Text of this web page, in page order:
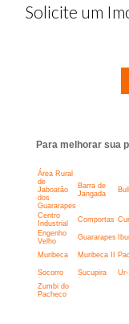
Solicite um
Para melhorar sua
Área Rural
de
Jaboatão
dos
Guararapes
Barra de
Jangada
Centro
Industrial
Comportas
Engenho
Velho
Guararapes
Muribeca Muribeca II
Socorro Sucupira Ur-
Zumbi do
Pacheco